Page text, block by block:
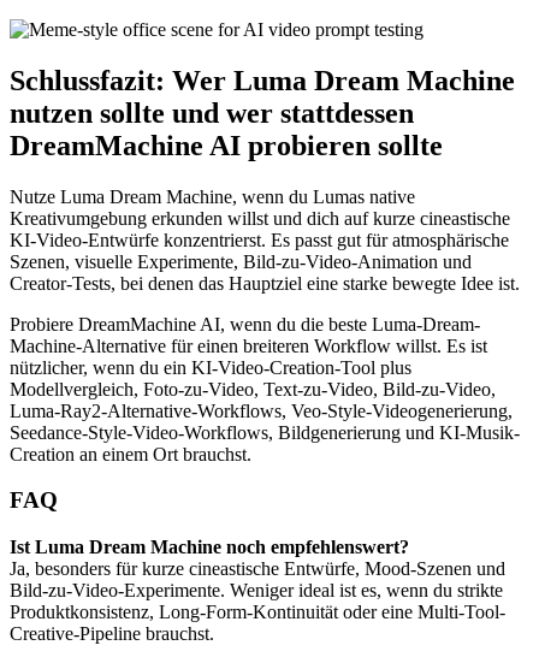
Schlussfazit: Wer Luma Dream Machine
nutzen sollte und wer stattdessen
DreamMachine AI probieren sollte
Nutze Luma Dream Machine, wenn du Lumas native
Kreativumgebung erkunden willst und dich auf kurze cineastische
KI-Video-Entwürfe konzentrierst. Es passt gut für atmosphärische
Szenen, visuelle Experimente, Bild-zu-Video-Animation und
Creator-Tests, bei denen das Hauptziel eine starke bewegte Idee ist.
Probiere DreamMachine AI, wenn du die beste Luma-Dream-
Machine-Alternative für einen breiteren Workflow willst. Es ist
nützlicher, wenn du ein KI-Video-Creation-Tool plus
Modellvergleich, Foto-zu-Video, Text-zu-Video, Bild-zu-Video,
Luma-Ray2-Alternative-Workflows, Veo-Style-Videogenerierung,
Seedance-Style-Video-Workflows, Bildgenerierung und KI-Musik-
Creation an einem Ort brauchst.
FAQ
Ist Luma Dream Machine noch empfehlenswert?
Ja, besonders für kurze cineastische Entwürfe, Mood-Szenen und
Bild-zu-Video-Experimente. Weniger ideal ist es, wenn du strikte
Produktkonsistenz, Long-Form-Kontinuität oder eine Multi-Tool-
Creative-Pipeline brauchst.